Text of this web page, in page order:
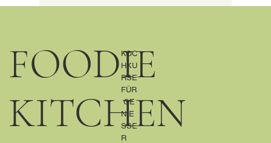
FOODIE
KITCHEN
KOC
HKU
RSE
FÜR
GE
NIE
SSE
R